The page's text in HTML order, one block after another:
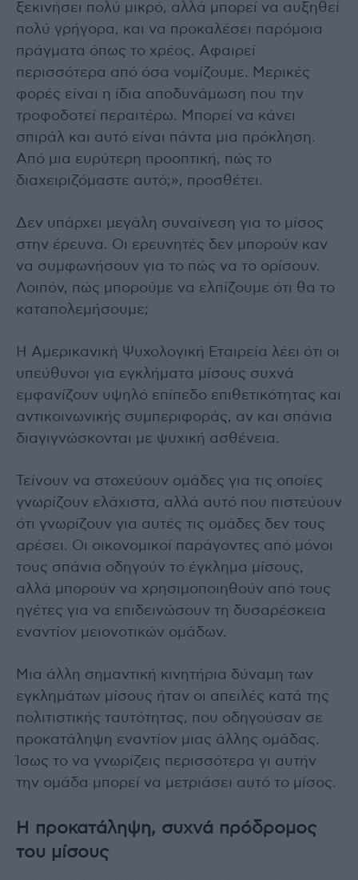
ξεκινήσει πολύ μικρό, αλλά μπορεί να αυξηθεί
πολύ γρήγορα, και να προκαλέσει παρόμοια
πράγματα όπως το χρέος. Αφαιρεί
περισσότερα από όσα νομίζουμε. Μερικές
φορές είναι η ίδια αποδυνάμωση που την
τροφοδοτεί περαιτέρω. Μπορεί να κάνει
σπιράλ και αυτό είναι πάντα μια πρόκληση.
Από μια ευρύτερη προοπτική, πώς το
διαχειριζόμαστε αυτό;», προσθέτει.
Δεν υπάρχει μεγάλη συναίνεση για το μίσος
στην έρευνα. Οι ερευνητές δεν μπορούν καν
να συμφωνήσουν για το πώς να το ορίσουν.
Λοιπόν, πώς μπορούμε να ελπίζουμε ότι θα το
καταπολεμήσουμε;
Η Αμερικανική Ψυχολογική Εταιρεία λέει ότι οι
υπεύθυνοι για εγκλήματα μίσους συχνά
εμφανίζουν υψηλό επίπεδο επιθετικότητας και
αντικοινωνικής συμπεριφοράς, αν και σπάνια
διαγιγνώσκονται με ψυχική ασθένεια.
Τείνουν να στοχεύουν ομάδες για τις οποίες
γνωρίζουν ελάχιστα, αλλά αυτό που πιστεύουν
ότι γνωρίζουν για αυτές τις ομάδες δεν τους
αρέσει. Οι οικονομικοί παράγοντες από μόνοι
τους σπάνια οδηγούν το έγκλημα μίσους,
αλλά μπορούν να χρησιμοποιηθούν από τους
ηγέτες για να επιδεινώσουν τη δυσαρέσκεια
εναντίον μειονοτικών ομάδων.
Μια άλλη σημαντική κινητήρια δύναμη των
εγκλημάτων μίσους ήταν οι απειλές κατά της
πολιτιστικής ταυτότητας, που οδηγούσαν σε
προκατάληψη εναντίον μιας άλλης ομάδας.
Ίσως το να γνωρίζεις περισσότερα γι αυτήν
την ομάδα μπορεί να μετριάσει αυτό το μίσος.
Η προκατάληψη, συχνά πρόδρομος
του μίσους